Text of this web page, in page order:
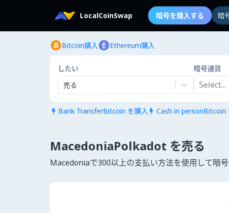
LocalCoinSwap 暗号を購入する 暗
Bitcoin購入 Ethereum購入
したい
売る
暗号通貨
Select...
 Bank TransferBitcoin を購入  Cash in personBitcoin
MacedoniaPolkadot を売る
Macedoniaで300以上の支払い方法を使用して暗